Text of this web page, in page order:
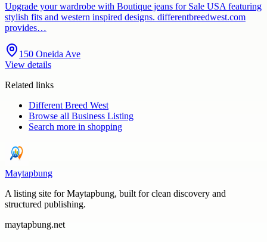
Upgrade your wardrobe with Boutique jeans for Sale USA featuring
stylish fits and western inspired designs. differentbreedwest.com
provides…
150 Oneida Ave
View details
Related links
Different Breed West
Browse all Business Listing
Search more in shopping
Maytapbung
A listing site for Maytapbung, built for clean discovery and
structured publishing.
maytapbung.net